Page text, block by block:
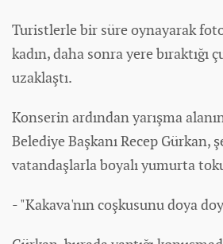
Turistlerle bir süre oynayarak
kadın, daha sonra yere bıraktığı
uzaklaştı.
Konserin ardından yarışma
Belediye Başkanı Recep Gürkan,
vatandaşlarla boyalı yumurta
- "Kakava'nın coşkusunu doya